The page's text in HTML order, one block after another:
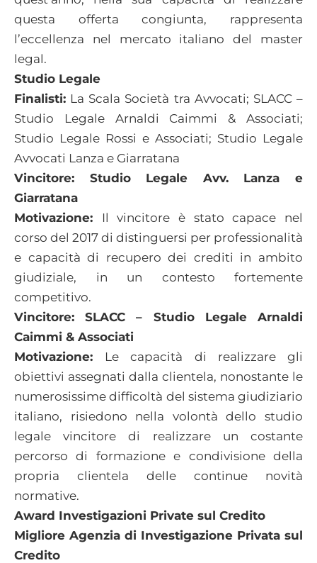
questa offerta congiunta, rappresenta
l’eccellenza nel mercato italiano del master
legal.
Studio Legale
Finalisti: La Scala Società tra Avvocati; SLACC –
Studio Legale Arnaldi Caimmi & Associati;
Studio Legale Rossi e Associati; Studio Legale
Avvocati Lanza e Giarratana
Vincitore: Studio Legale Avv. Lanza e
Giarratana
Motivazione:
Il vincitore è stato capace nel
corso del 2017 di distinguersi per professionalità
e capacità di recupero dei crediti in ambito
giudiziale, in un contesto fortemente
competitivo.
Vincitore: SLACC – Studio Legale Arnaldi
Caimmi & Associati
Motivazione: Le capacità di realizzare gli
obiettivi assegnati dalla clientela, nonostante le
numerosissime difficoltà del sistema giudiziario
italiano, risiedono nella volontà dello studio
legale vincitore di realizzare un costante
percorso di formazione e condivisione della
propria clientela delle continue novità
normative.
Award Investigazioni Private sul Credito
Migliore Agenzia di Investigazione Privata sul
Credito